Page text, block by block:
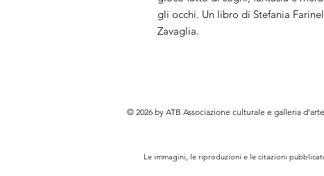
gli occhi. Un libro di Stefania
Zavaglia.
© 2026 by ATB Associazione culturale e galleria
Le immagini, le riproduzioni e le citazioni